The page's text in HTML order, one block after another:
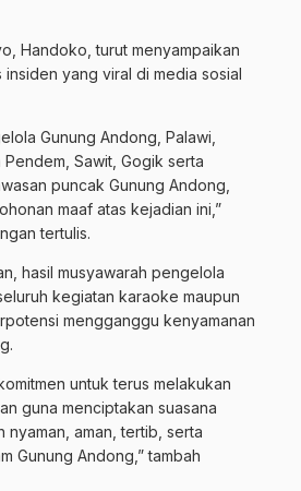
Handoko, turut menyampaikan
insiden yang viral di media sosial
Gunung Andong, Palawi,
Sawit, Gogik serta
puncak Gunung Andong,
maaf atas kejadian ini,”
tertulis.
hasil musyawarah pengelola
kegiatan karaoke maupun
mengganggu kenyamanan
untuk terus melakukan
guna menciptakan suasana
aman, tertib, serta
Gunung Andong,” tambah